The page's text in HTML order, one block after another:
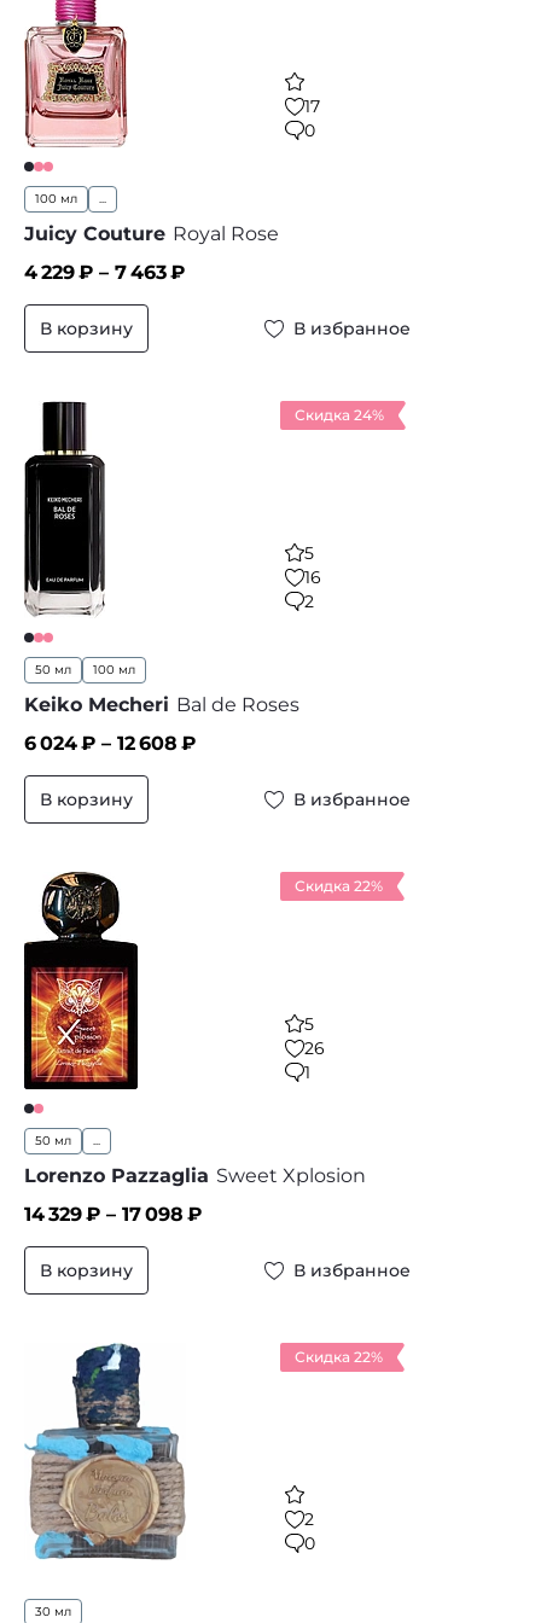
17
0
100 мл ...
Juicy Couture Royal Rose
4 229₽ – 7 463₽
В корзину В избранное
Скидка 24%
5
16
2
50 мл 100 мл
Keiko Mecheri Bal de Roses
6 024₽ – 12 608 ₽
В корзину В избранное
Скидка 22%
5
26
1
50 мл ...
Lorenzo Pazzaglia Sweet Xplosion
14 329₽ – 17 098 ₽
В корзину В избранное
Скидка 22%
2
0
30 мл